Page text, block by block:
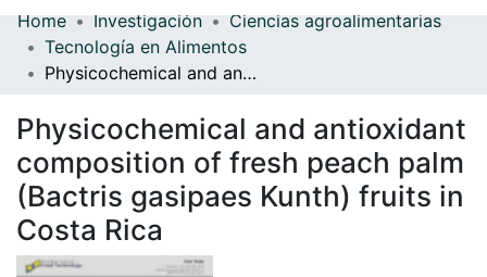
Communities & Collections
More Information
Browse Kérwá
Statistics
Home Investigación
Ciencias agroalimentarias
Tecnología en Alimentos
Physicochemical and antioxidant composition of fresh peach palm (Bactris gasipaes Kunth) fruits in Costa Rica
Physicochemical and antioxidant
composition of fresh peach palm
(Bactris gasipaes Kunth) fruits in
Costa Rica